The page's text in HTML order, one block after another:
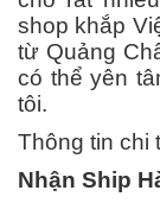
shop khắp
từ Quảng
có thể yên
tôi.
Thông tin chi
Nhận Ship